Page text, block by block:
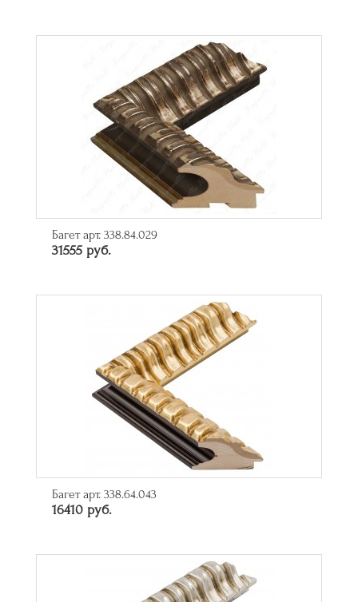
Багет арт. 338.84.029
31555 руб.
Багет арт. 338.64.043
16410 руб.